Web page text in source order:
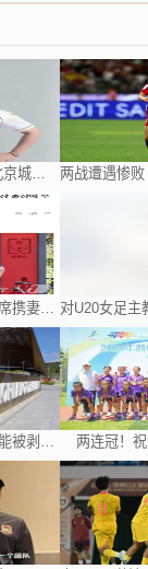
8.7日：目标小组出线，北京城建女足盼把亚冠比赛带回北京
曝韩国队奥运足球铜牌可能被剥夺 国际足联处罚时效已过 两连冠！